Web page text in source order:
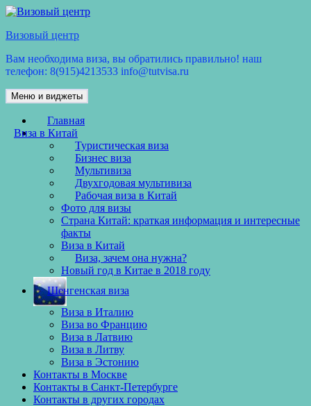
Перейти
содержимому
Визовый центр
Вам необходима виза, вы обратились правильно! наш
телефон: 8(915)4213533 info@tutvisa.ru
Меню и виджеты
Главная
Виза в Китай
Туристическая виза
Бизнес виза
Мультивиза
Двухгодовая мультивиза
Рабочая виза в Китай
Фото для визы
Страна Китай: краткая информация и интересные
факты
Виза в Китай
Виза, зачем она нужна?
Новый год в Китае в 2018 году
Шенгенская виза
Виза в Италию
Виза во Францию
Виза в Латвию
Виза в Литву
Виза в Эстонию
Контакты в Москве
Контакты в Санкт-Петербурге
Контакты в других городах